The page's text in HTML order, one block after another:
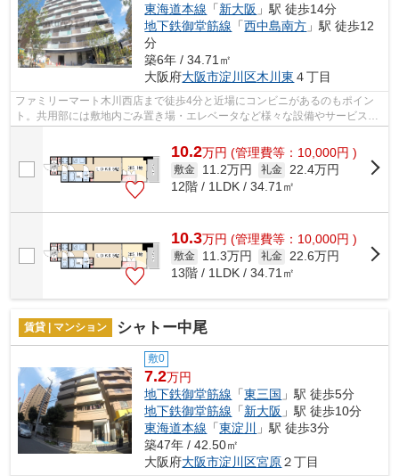
東海道本線 「新大阪 」駅 徒歩14分
地下鉄御堂筋線 「西中島南方 」駅 徒歩12
分
築6年 / 34.71㎡
大阪府大阪市淀川区木川東 ４丁目
ファミリーマート木川西店まで徒歩4分と近場にコンビニがあるのもポイン
ト。共用部には敷地内ごみ置き場・エレベータなど様々な設備やサービスが
揃っているので便利です。付近に駅が2...
10.2万円 (管理費等：10,000円 )
敷金 11.2万円 礼金 22.4万円
12階 / 1LDK / 34.71㎡
10.3万円 (管理費等：10,000円 )
敷金 11.3万円 礼金 22.6万円
13階 / 1LDK / 34.71㎡
賃貸 | マンション シャトー中尾
敷0
7.2万円
地下鉄御堂筋線 「東三国 」駅 徒歩5分
地下鉄御堂筋線 「新大阪 」駅 徒歩10分
東海道本線 「東淀川 」駅 徒歩3分
築47年 / 42.50㎡
大阪府大阪市淀川区宮原２丁目